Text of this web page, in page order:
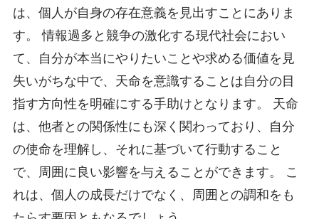
は、個人が自身の存在意義を見出すことにありま
す。 情報過多と競争の激化する現代社会におい
て、自分が本当にやりたいことや求める価値を見
失いがちな中で、天命を意識することは自分の目
指す方向性を明確にする手助けとなります。 天命
は、他者との関係性にも深く関わっており、自分
の使命を理解し、それに基づいて行動すること
で、周囲に良い影響を与えることができます。 こ
れは、個人の成長だけでなく、周囲との調和をも